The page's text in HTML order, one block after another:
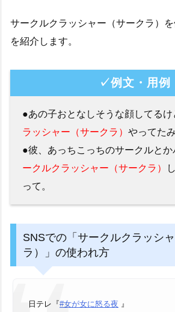
サークルクラッシャー（サークラ）
を紹介します。
✓例文・用例
●あの子おとなしそうな顔してるけ
ラッシャー（サークラ） やってた
●彼、あっちこっちのサークルとか
ークルクラッシャー（サークラ）
って。
SNSでの「サークルクラッシ
ラ）」の使われ方
日テレ『#女が女に怒る夜 』